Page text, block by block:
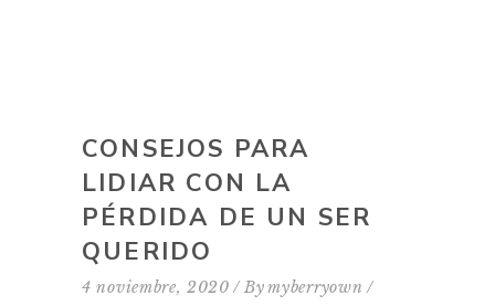
CONSEJOS PARA
LIDIAR CON LA
PÉRDIDA DE UN SER
QUERIDO
4 noviembre, 2020 Bymyberryown